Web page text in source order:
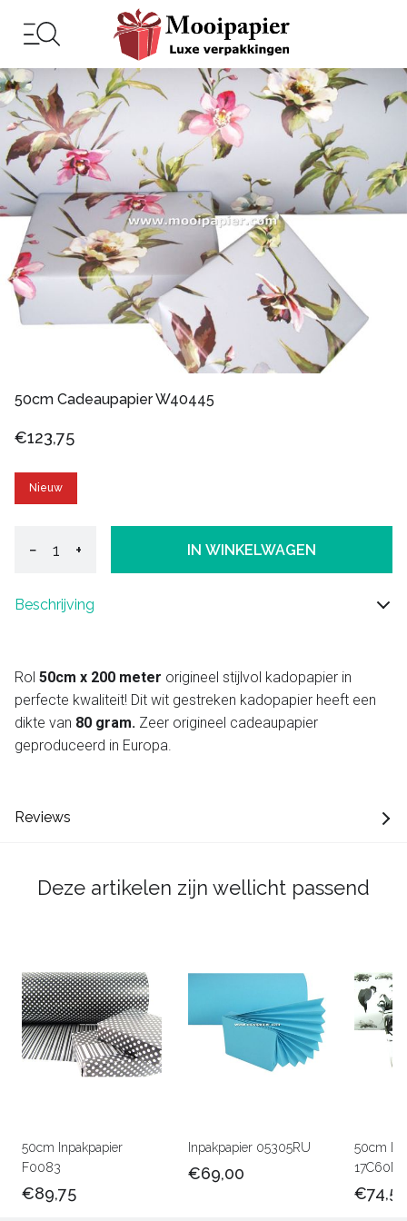
50cm Cadeaupapier W40445
€123,75
Nieuw
− + IN WINKELWAGEN
Beschrijving
Rol 50cm x 200 meter origineel stijlvol kadopapier in
perfecte kwaliteit! Dit wit gestreken kadopapier heeft een
dikte van 80 gram. Zeer origineel cadeaupapier
geproduceerd in Europa.
Reviews
Deze artikelen zijn wellicht passend
50cm Inpakpapier
F0083
€89,75
Inpakpapier 05305RU
€69,00
50cm
€74,50